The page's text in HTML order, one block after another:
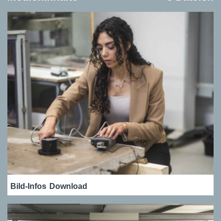
Bild-Infos Download